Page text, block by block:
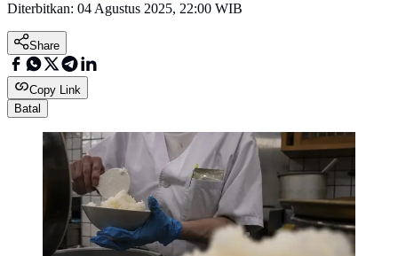
Diterbitkan: 04 Agustus 2025, 22:00 WIB
Share
Copy Link
Batal